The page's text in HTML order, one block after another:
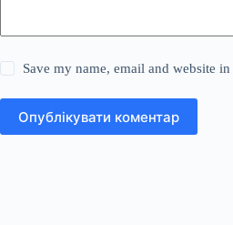
Save my name, email and website
Опублікувати коментар